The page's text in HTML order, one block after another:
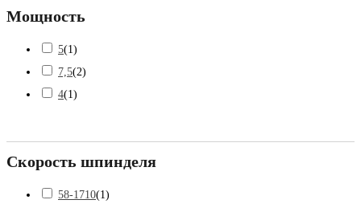
Мощность
5(1)
7,5(2)
4(1)
Скорость шпинделя
58-1710(1)